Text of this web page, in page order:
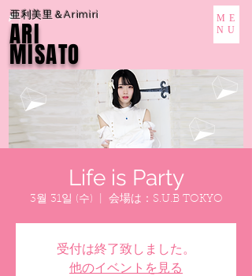
亜利美里＆Arimiri
ARI
MISATO
ME
NU
Life is Party
3월 31일 (수) 会場は：S.U.B TOKYO
受付は終了致しました。
他のイベントを見る